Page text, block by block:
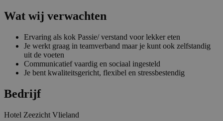
Wat wij verwachten
Ervaring als kok Passie/ verstand voor lekker eten
Je werkt graag in teamverband maar je kunt ook zelfstandig
uit de voeten
Communicatief vaardig en sociaal ingesteld
Je bent kwaliteitsgericht, flexibel en stressbestendig
Bedrijf
Hotel Zeezicht Vlieland